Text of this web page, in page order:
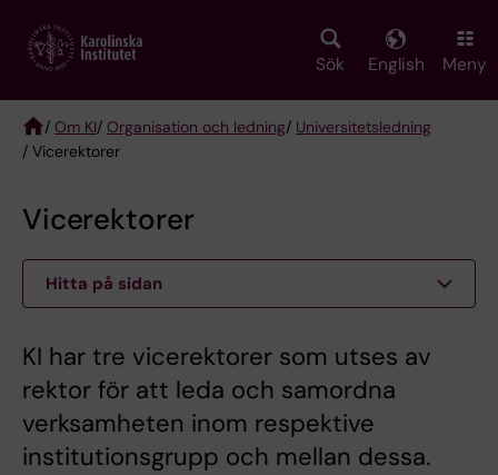
main
Sök English Meny
Breadcrumb
/ Om KI/ Organisation och ledning/ Universitetsledning
/ Vicerektorer
Vicerektorer
Hitta på sidan
KI har tre vicerektorer som utses av
rektor för att leda och samordna
verksamheten inom respektive
institutionsgrupp och mellan dessa.